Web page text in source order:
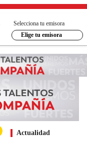
Selecciona tu emisora
Elige tu emisora
Actualidad